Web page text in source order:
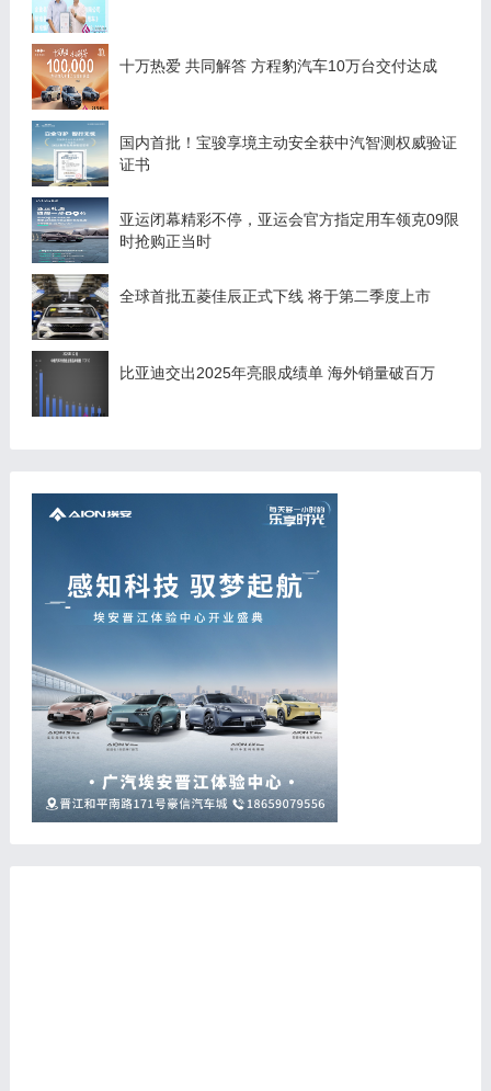
十万热爱 共同解答 方程豹汽车10万台交付达成
国内首批！宝骏享境主动安全获中汽智测权威验证
证书
亚运闭幕精彩不停，亚运会官方指定用车领克09限
时抢购正当时
全球首批五菱佳辰正式下线 将于第二季度上市
比亚迪交出2025年亮眼成绩单 海外销量破百万